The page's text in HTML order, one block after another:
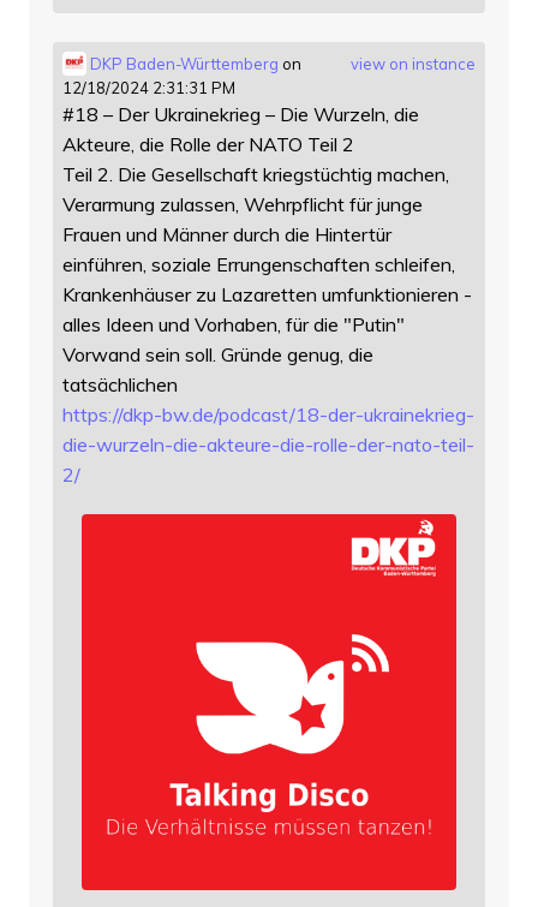
view on instance
DKP Baden-Württemberg on
12/18/2024 2:31:31 PM
#18 – Der Ukrainekrieg – Die Wurzeln, die
Akteure, die Rolle der NATO Teil 2
Teil 2. Die Gesellschaft kriegstüchtig machen,
Verarmung zulassen, Wehrpflicht für junge
Frauen und Männer durch die Hintertür
einführen, soziale Errungenschaften schleifen,
Krankenhäuser zu Lazaretten umfunktionieren -
alles Ideen und Vorhaben, für die "Putin"
Vorwand sein soll. Gründe genug, die
tatsächlichen
https://dkp-bw.de/podcast/18-der-ukrainekrieg-
die-wurzeln-die-akteure-die-rolle-der-nato-teil-
2/